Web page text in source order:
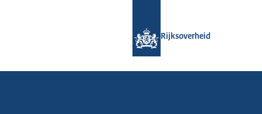
Rijksoverheid